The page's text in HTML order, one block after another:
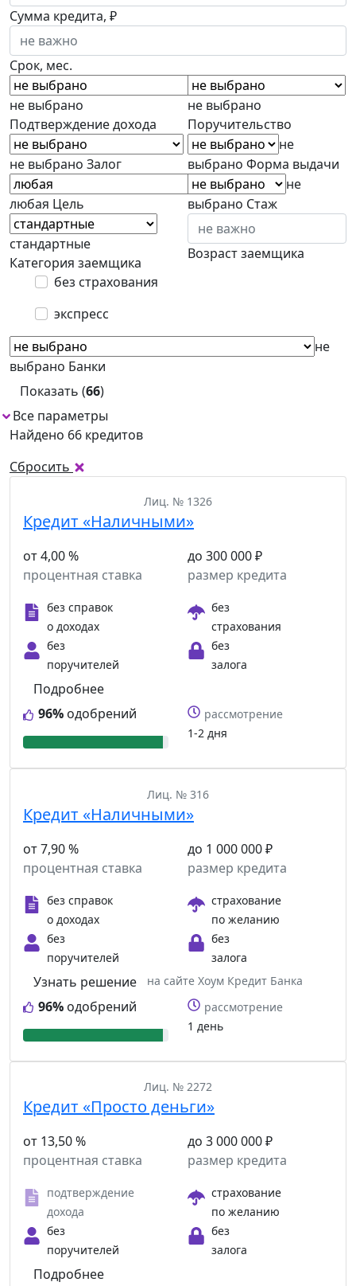
Сумма кредита, ₽
Срок, мес.
не выбрано
Подтверждение дохода
не выбрано
Поручительство
не выбрано Залог
не
выбрано Форма выдачи
любая Цель
не
выбрано Стаж
стандартные
Категория заемщика
Возраст заемщика
без страхования
экспресс
не
выбрано Банки
Показать (66)
Все параметры
Найдено 66 кредитов
Сбросить
Лиц. № 1326
Кредит «Наличными»
от 4,00 %
процентная ставка
до 300 000 ₽
размер кредита
без справок
о доходах
без
страхования
без
поручителей
без
залога
96% одобрений
Подробнее
рассмотрение
1-2 дня
Лиц. № 316
Кредит «Наличными»
от 7,90 %
процентная ставка
до 1 000 000 ₽
размер кредита
без справок
о доходах
страхование
по желанию
без
поручителей
без
залога
96% одобрений
Узнать решение
на сайте Хоум Кредит Банка
рассмотрение
1 день
Лиц. № 2272
Кредит «Просто деньги»
от 13,50 %
процентная ставка
до 3 000 000 ₽
размер кредита
подтверждение
дохода
страхование
по желанию
без
поручителей
без
залога
Подробнее